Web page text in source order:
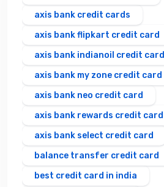
axis bank credit cards
axis bank flipkart credit card
axis bank indianoil credit card
axis bank my zone credit card
axis bank neo credit card
axis bank rewards credit card
axis bank select credit card
balance transfer credit card
best credit card in india